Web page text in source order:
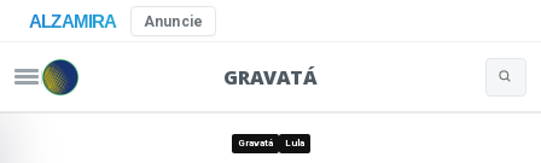
ALZAMIRA Anuncie
GRAVATÁ
Gravatá Lula